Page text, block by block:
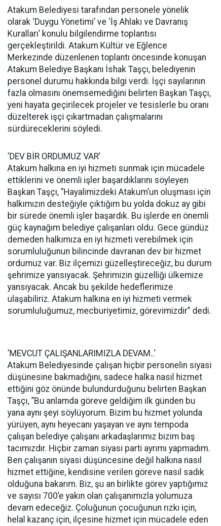
Atakum Belediyesi tarafından personele yönelik
olarak ‘Duygu Yönetimi’ ve ‘İş Ahlakı ve Davranış
Kuralları’ konulu bilgilendirme toplantısı
gerçekleştirildi. Atakum Kültür ve Eğlence
Merkezinde düzenlenen toplantı öncesinde konuşan
Atakum Belediye Başkanı İshak Taşçı, belediyenin
personel durumu hakkında bilgi verdi. İşçi sayılarının
fazla olmasını önemsemediğini belirten Başkan Taşçı,
yeni hayata geçirilecek projeler ve tesislerle bu oranı
düzelterek işçi çıkartmadan çalışmalarını
sürdüreceklerini söyledi.
‘DEV BİR ORDUMUZ VAR’
Atakum halkına en iyi hizmeti sunmak için mücadele
ettiklerini ve önemli işler başardıklarını söyleyen
Başkan Taşçı, “Hayalimizdeki Atakum’un oluşması için
halkımızın desteğiyle çıktığım bu yolda dokuz ay gibi
bir sürede önemli işler başardık. Bu işlerde en önemli
güç kaynağım belediye çalışanları oldu. Gece gündüz
demeden halkımıza en iyi hizmeti verebilmek için
sorumluluğunun bilincinde davranan dev bir hizmet
ordumuz var. Biz ilçemizi güzelleştireceğiz, bu durum
şehrimize yansıyacak. Şehrimizin güzelliği ülkemize
yansıyacak. Ancak bu şekilde hedeflerimize
ulaşabiliriz. Atakum halkına en iyi hizmeti vermek
sorumluluğumuz, mecburiyetimiz, görevimizdir” dedi.
‘MEVCUT ÇALIŞANLARIMIZLA DEVAM..’
Atakum Belediyesinde çalışan hiçbir personelin siyasi
düşünesine bakmadığını, sadece halka nasıl hizmet
ettiğini göz önünde bulundurduğunu belirten Başkan
Taşçı, “Bu anlamda göreve geldiğim ilk günden bu
yana aynı şeyi söylüyorum. Bizim bu hizmet yolunda
yürüyen, aynı heyecanı yaşayan ve aynı tempoda
çalışan belediye çalışanı arkadaşlarımız bizim baş
tacımızdır. Hiçbir zaman siyasi parti ayrımı yapmadım.
Ben çalışanın siyasi düşüncesine değil halkına nasıl
hizmet ettiğine, kendisine verilen göreve nasıl sadık
olduğuna bakarım. Biz, şu an birlikte görev yaptığımız
ve sayısı 700’e yakın olan çalışanımızla yolumuza
devam edeceğiz. Çoluğunun çocuğunun rızkı için,
helal kazanç için, ilçesine hizmet için mücadele eden